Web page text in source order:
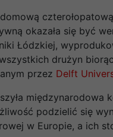
okazała się być
Łódzkiej,
drużyn
przez Delft
międzynarodowa
podzielić się
w Europie, a ich